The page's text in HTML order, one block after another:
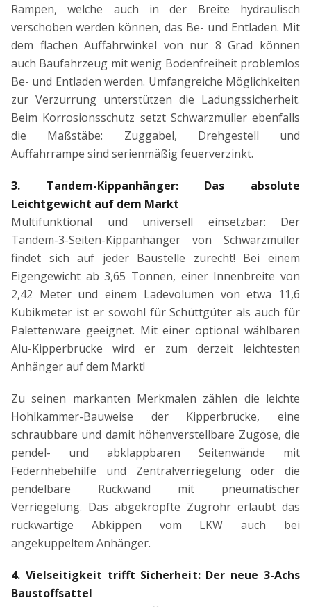
Rampen, welche auch in der Breite hydraulisch
verschoben werden können, das Be- und Entladen. Mit
dem flachen Auffahrwinkel von nur 8 Grad können
auch Baufahrzeug mit wenig Bodenfreiheit problemlos
Be- und Entladen werden. Umfangreiche Möglichkeiten
zur Verzurrung unterstützen die Ladungssicherheit.
Beim Korrosionsschutz setzt Schwarzmüller ebenfalls
die Maßstäbe: Zuggabel, Drehgestell und
Auffahrrampe sind serienmäßig feuerverzinkt.
3. Tandem-Kippanhänger: Das absolute
Leichtgewicht auf dem Markt
Multifunktional und universell einsetzbar: Der
Tandem-3-Seiten-Kippanhänger von Schwarzmüller
findet sich auf jeder Baustelle zurecht! Bei einem
Eigengewicht ab 3,65 Tonnen, einer Innenbreite von
2,42 Meter und einem Ladevolumen von etwa 11,6
Kubikmeter ist er sowohl für Schüttgüter als auch für
Palettenware geeignet. Mit einer optional wählbaren
Alu-Kipperbrücke wird er zum derzeit leichtesten
Anhänger auf dem Markt!
Zu seinen markanten Merkmalen zählen die leichte
Hohlkammer-Bauweise der Kipperbrücke, eine
schraubbare und damit höhenverstellbare Zugöse, die
pendel- und abklappbaren Seitenwände mit
Federnhebehilfe und Zentralverriegelung oder die
pendelbare Rückwand mit pneumatischer
Verriegelung. Das abgekröpfte Zugrohr erlaubt das
rückwärtige Abkippen vom LKW auch bei
angekuppeltem Anhänger.
4. Vielseitigkeit trifft Sicherheit: Der neue 3-Achs
Baustoffsattel